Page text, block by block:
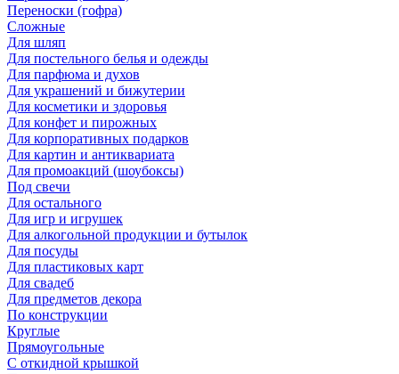
Переноски (гофра)
Сложные
Для шляп
Для постельного белья и одежды
Для парфюма и духов
Для украшений и бижутерии
Для косметики и здоровья
Для конфет и пирожных
Для корпоративных подарков
Для картин и антиквариата
Для промоакций (шоубоксы)
Под свечи
Для остального
Для игр и игрушек
Для алкогольной продукции и бутылок
Для посуды
Для пластиковых карт
Для свадеб
Для предметов декора
По конструкции
Круглые
Прямоугольные
С откидной крышкой